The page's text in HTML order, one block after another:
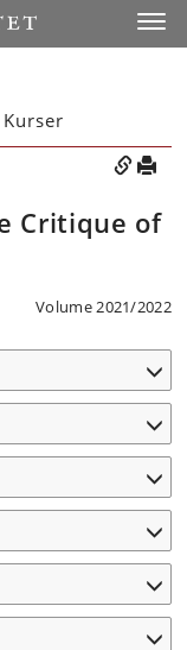
Critique of
Volume 2021/2022